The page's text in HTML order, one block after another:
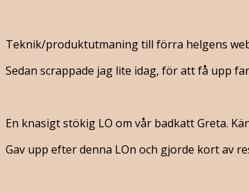
Teknik/produktutmaning till förra helgens
Sedan scrappade jag lite idag, för att få upp
En knasigt stökig LO om vår badkatt Greta.
Gav upp efter denna LOn och gjorde kort av